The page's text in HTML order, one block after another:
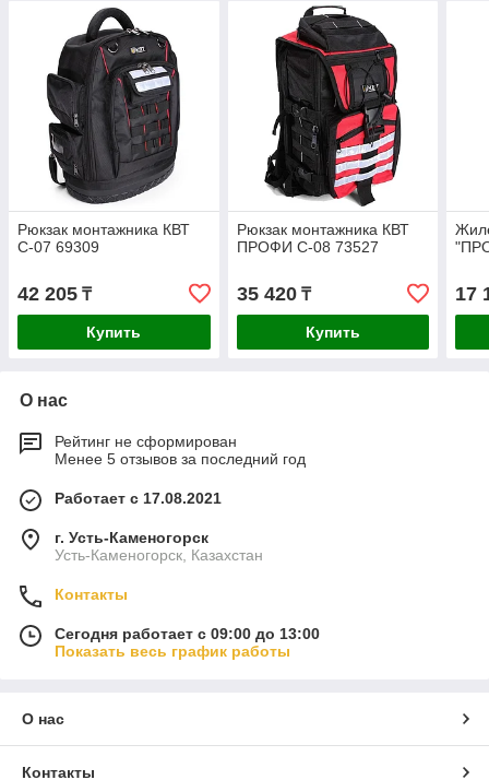
Рюкзак монтажника КВТ
С-07 69309
42 205 ₸
Купить
Рюкзак монтажника КВТ
ПРОФИ С-08 73527
35 420₸
Купить
17
О нас
Рейтинг не сформирован
Менее 5 отзывов за последний год
Работает с 17.08.2021
г. Усть-Каменогорск
Усть-Каменогорск, Казахстан
Контакты
Сегодня работает с 09:00 до 13:00
Показать весь график работы
О нас
Контакты